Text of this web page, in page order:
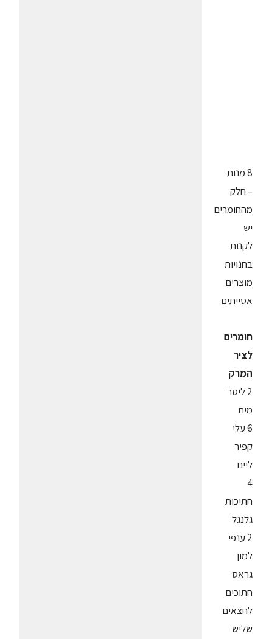
8 מנות
– חלק
מהחומרים
יש
לקנות
בחנויות
מוצרים
אסייתים
חומרים
לציר
המרק
2 ליטר
מים
6 עלי
קפיר
ליים
4
חתיכות
גלנגל
2 ענפי
למון
גראס
חתוכים
לחצאים
שליש